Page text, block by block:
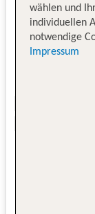
wählen und
individuellen
notwendige
Impressum